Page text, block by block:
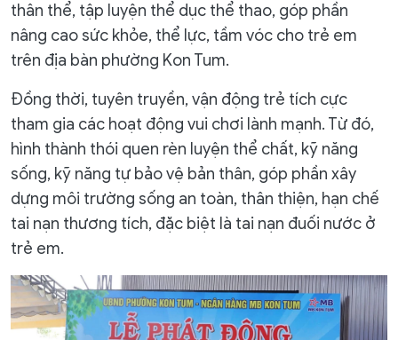
thân thể, tập luyện thể dục thể thao, góp phần
nâng cao sức khỏe, thể lực, tầm vóc cho trẻ em
trên địa bàn phường Kon Tum.
Đồng thời, tuyên truyền, vận động trẻ tích cực
tham gia các hoạt động vui chơi lành mạnh. Từ đó,
hình thành thói quen rèn luyện thể chất, kỹ năng
sống, kỹ năng tự bảo vệ bản thân, góp phần xây
dựng môi trường sống an toàn, thân thiện, hạn chế
tai nạn thương tích, đặc biệt là tai nạn đuối nước ở
trẻ em.